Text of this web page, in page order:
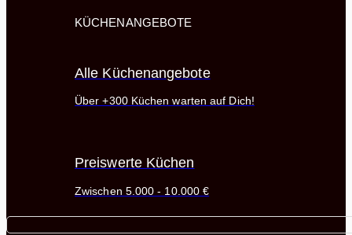
KÜCHENANGEBOTE
Alle Küchenangebote
Über +300 Küchen warten auf Dich!
Preiswerte Küchen
Zwischen 5.000 - 10.000 €